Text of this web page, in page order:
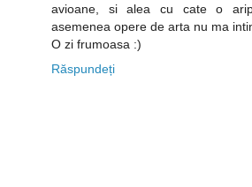
avioane, si alea cu cate o
asemenea opere de arta nu ma
O zi frumoasa :)
Răspundeți